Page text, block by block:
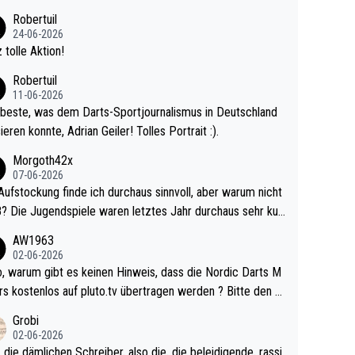
Da gewinnst keinen Blumentopf - ist ja n
eines Kreisligisten vs einem Bu
Robertuil
24-06-2026
tolle Aktion!
Robertuil
11-06-2026
was dem Darts-Sportjournalismus in Deutschland
konnte, Adrian Geiler! Tolles Portrait :).
Morgoth42x
07-06-2026
finde ich durchaus sinnvoll, aber warum nicht
sehr kur
Somit ändert die automatische Qualifikation des Weltm
nichts. Ich denke sie wollen damit für nächste
wenig WDF Turniere spielen. Dies war bei Archie Self l
Jahr der Fall. Er musste als amtierender Weltmeister d
AW1963
02-06-2026
M
kostenlos auf pluto.tv übertragen werden ? Bitte den A
Grobi
02-06-2026